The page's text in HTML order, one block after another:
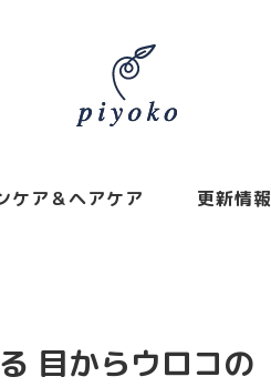
ケア＆ヘアケア 更新情報
目からウロコの